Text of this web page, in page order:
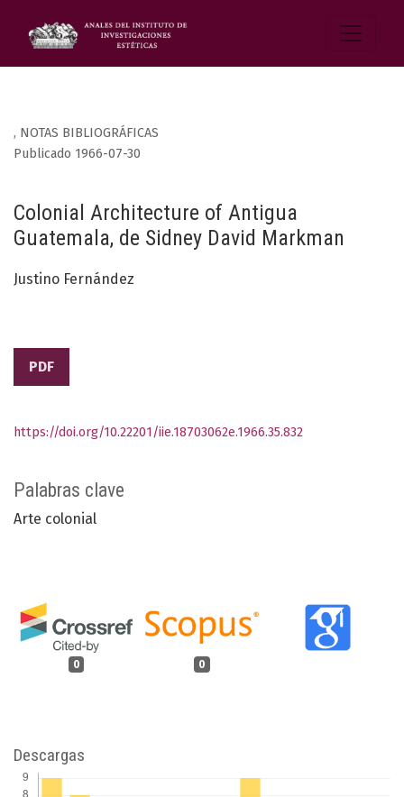
, NOTAS BIBLIOGRÁFICAS
Colonial Architecture of Antigua
Guatemala, de Sidney David Markman
Publicado 1966-07-30
Justino Fernández
PDF
Palabras clave
Arte colonial
0 0
https://doi.org/10.22201/iie.18703062e.1966.35.832
Descargas